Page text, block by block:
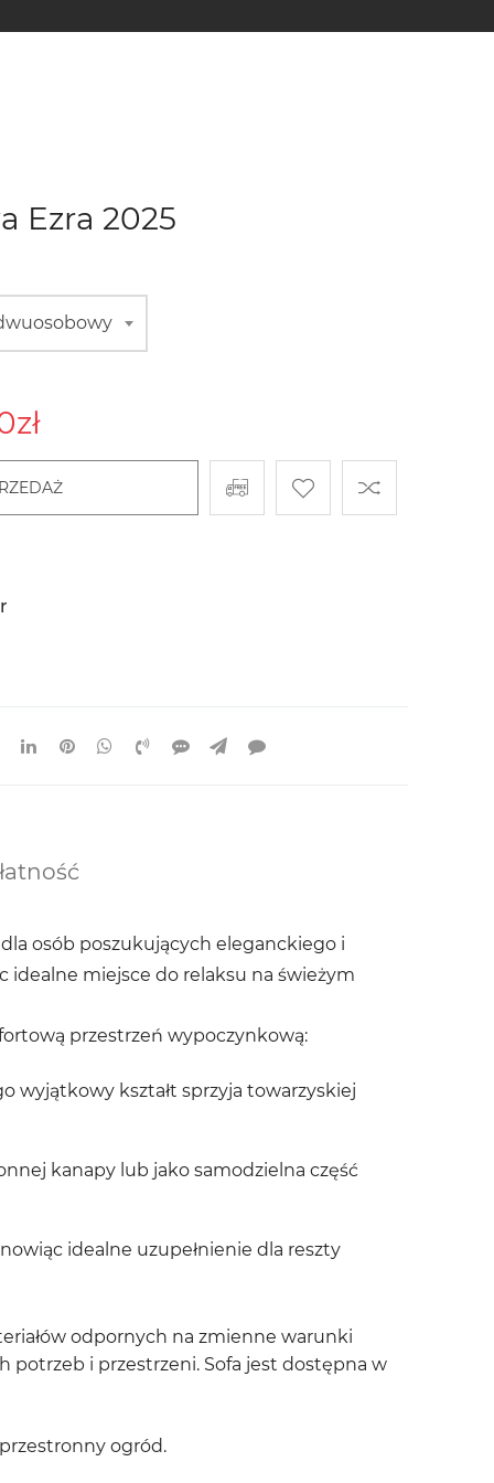
Ezra 2025
zł
osób poszukujących eleganckiego i
idealne miejsce do relaksu na świeżym
przestrzeń wypoczynkową:
wyjątkowy kształt sprzyja towarzyskiej
kanapy lub jako samodzielna część
idealne uzupełnienie dla reszty
odpornych na zmienne warunki
potrzeb i przestrzeni. Sofa jest dostępna w
ogród.